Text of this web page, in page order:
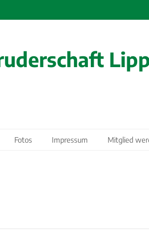
Fotos Impressum Mitglied